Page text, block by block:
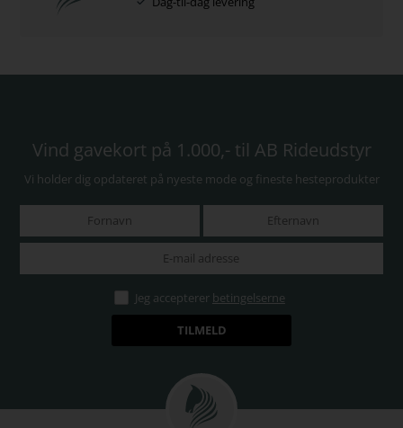
Vind gavekort på 1.000,- til AB Rideudstyr
Vi holder dig opdateret på nyeste mode og fineste hesteprodukter
Jeg accepterer betingelserne